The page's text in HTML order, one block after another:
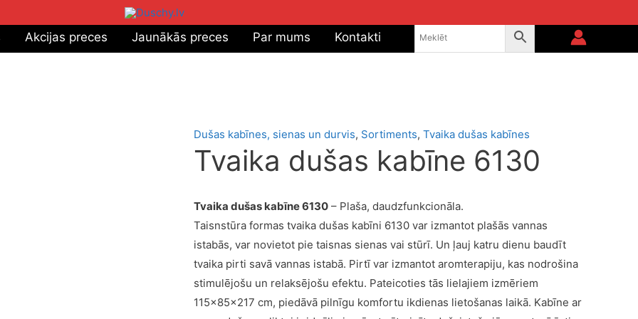
Akcijas preces Jaunākās preces Par mums Kontakti
Dušas kabīnes, sienas un durvis, Sortiments, Tvaika dušas kabīnes
Tvaika dušas kabīne 6130
Tvaika dušas kabīne 6130 – Plaša, daudzfunkcionāla.
Taisnstūra formas tvaika dušas kabīni 6130 var izmantot plašās vannas
istabās, var novietot pie taisnas sienas vai stūrī. Un ļauj katru dienu baudīt
tvaika pirti savā vannas istabā. Pirtī var izmantot aromterapiju, kas nodrošina
stimulējošu un relaksējošu efektu. Pateicoties tās lielajiem izmēriem
115x85x217 cm, piedāvā pilnīgu komfortu ikdienas lietošanas laikā. Kabīne ar